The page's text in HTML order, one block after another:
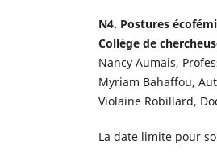
N4. Postures
Collège de
Nancy Aumais,
Myriam Bahaffou,
Violaine Robillard,
La date limite pour